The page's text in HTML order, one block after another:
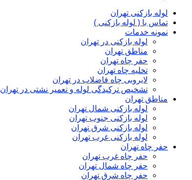
لوله بازکنی تهران
تماس با ( لوله بازکنی )
نمونه خدمات
لوله بازکنی در تهران
مناطق تهران
حفر چاه تهران
تخلیه چاه تهران
لایروبی چاه فاضلاب در تهران
تشخیص ترکیدگی لوله و تعمیر نشتی در تهران
مناطق تهران
لوله بازکنی شمال تهران
لوله بازکنی جنوب تهران
لوله بازکنی شرق تهران
لوله بازکنی غرب تهران
حفر چاه تهران
حفر چاه غرب تهران
حفر چاه شمال تهران
حفر چاه شرق تهران